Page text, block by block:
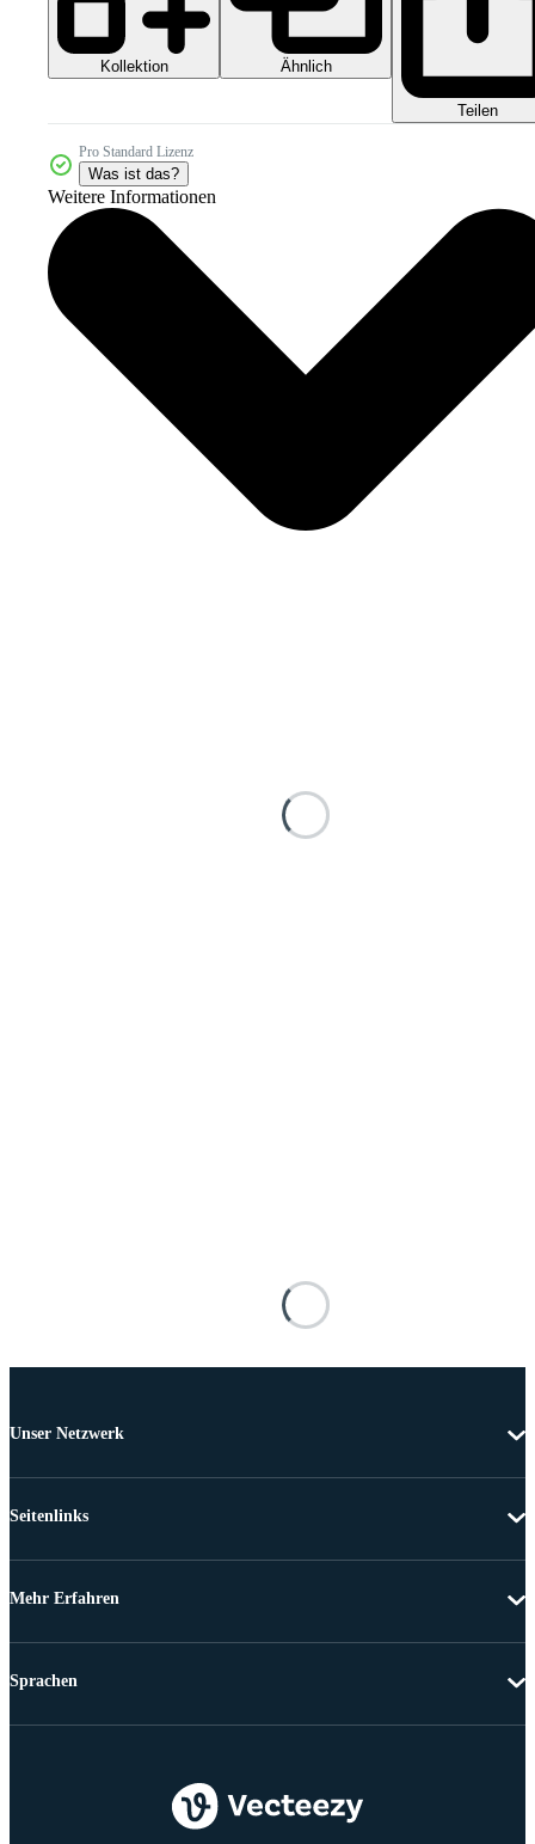
Kollektion Ähnlich
Teilen
Pro Standard Lizenz
Was ist das?
Weitere Informationen
Unser Netzwerk
Seitenlinks
Mehr Erfahren
Sprachen